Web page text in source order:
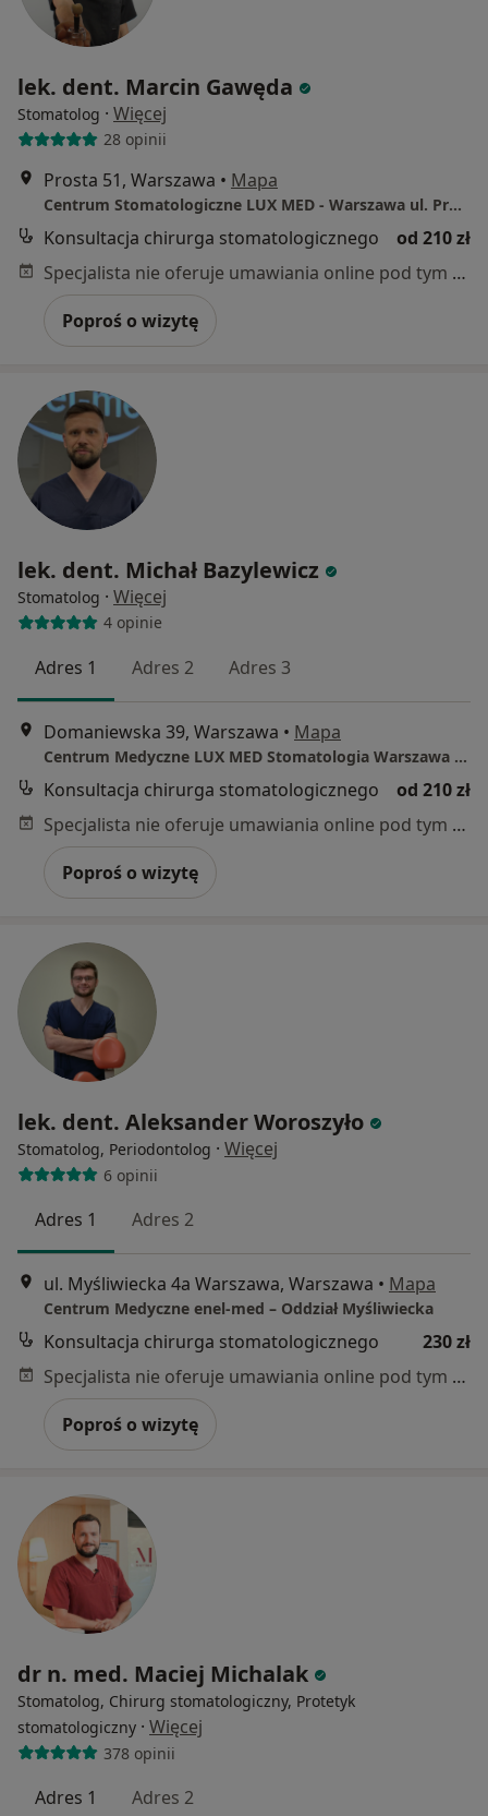
lek. dent. Marcin Gawęda
Stomatolog · Więcej
28 opinii
Prosta 51, Warszawa • Mapa
Centrum Stomatologiczne LUX MED - Warszawa ul. Prosta 51
Konsultacja chirurga stomatologicznego
od 210 zł
Specjalista nie oferuje umawiania online pod tym adresem.
Poproś o wizytę
lek. dent. Michał Bazylewicz
Stomatolog · Więcej
4 opinie
Adres 1 Adres 2 Adres 3
Domaniewska 39, Warszawa • Mapa
Centrum Medyczne LUX MED Stomatologia Warszawa - Domaniewska 39B
Konsultacja chirurga stomatologicznego
od 210 zł
Specjalista nie oferuje umawiania online pod tym adresem.
Poproś o wizytę
lek. dent. Aleksander Woroszyło
Stomatolog, Periodontolog · Więcej
6 opinii
Adres 1 Adres 2
ul. Myśliwiecka 4a Warszawa, Warszawa • Mapa
Centrum Medyczne enel-med – Oddział Myśliwiecka
Konsultacja chirurga stomatologicznego
230 zł
Specjalista nie oferuje umawiania online pod tym adresem.
Poproś o wizytę
dr n. med. Maciej Michalak
Stomatolog, Chirurg stomatologiczny, Protetyk
stomatologiczny · Więcej
378 opinii
Adres 1 Adres 2